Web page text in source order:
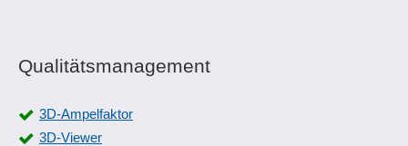
Qualitätsmanagement
3D-Ampelfaktor
3D-Viewer